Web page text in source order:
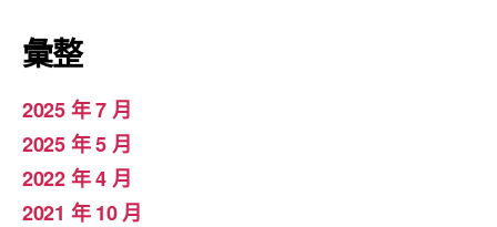
彙整
2025 年 7 月
2025 年 5 月
2022 年 4 月
2021 年 10 月